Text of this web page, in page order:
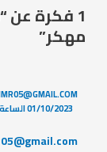
1 فكرة
مهكر”
01/10/2023 الساعة 9:06 مساءً